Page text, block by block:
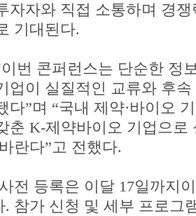
자자와 직접 소통하며 경
기대된다.
번 콘퍼런스는 단순한 정
업이 실질적인 교류와 후
다”며 “국내 제약·바이오
춘 K-제약바이오 기업으로
란다”고 전했다.
전 등록은 이달 17일까지
. 참가 신청 및 세부 프로그